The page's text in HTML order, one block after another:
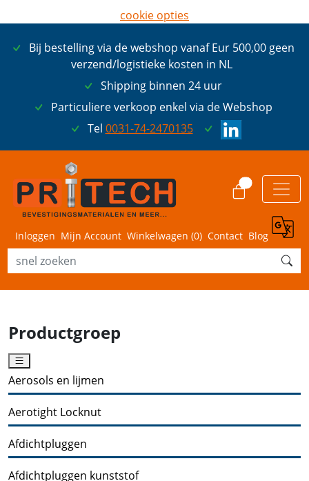
Bij bestelling via de webshop vanaf Eur 500,00 geen
verzend/logistieke kosten in NL
Shipping binnen 24 uur
Particuliere verkoop enkel via de Webshop
Tel 0031-74-2470135
Inloggen Mijn Account Winkelwagen (0) Contact Blog
Productgroep
Aerosols en lijmen
Aerotight Locknut
Afdichtpluggen
Afdichtpluggen kunststof
cookie opties
ik ga akkoord met cookies